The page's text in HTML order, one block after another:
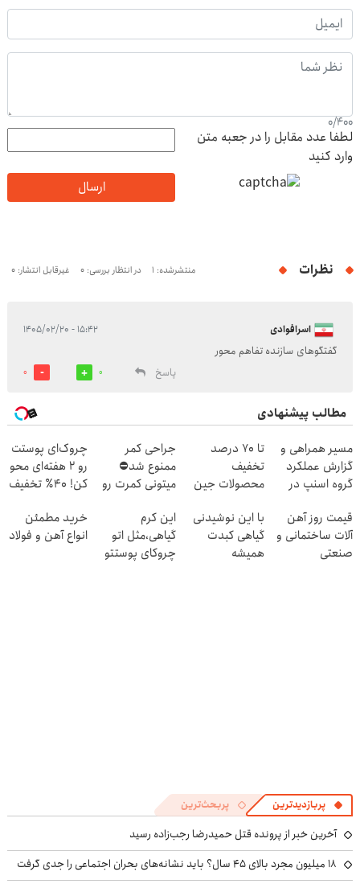
0/400
لطفا عدد مقابل را در جعبه متن
وارد کنید
ارسال
نظرات منتشرشده: 1 در انتظار بررسی: 0 غیرقابل انتشار: 0
اسرافوادی ۱۵:۴۲ - ۱۴۰۵/۰۲/۲۰
گفتگوهای سازنده تفاهم محور
پاسخ
0
0
مطالب پیشنهادی
مسیر همراهی و
گزارش عملکرد
گروه اسنپ در
تا 70 درصد
تخفیف
محصولات جین
4 قسط
جراحی کمر
ممنوع شد⛔
میتونی کمرت رو
کنی! 👈🏻
پرسش‌نامه
چروک‌ای پوستت
رو ۲ هفته‌ای محو
کن! ۴۰٪ تخفیف
قیمت روز آهن
آلات ساختمانی و
صنعتی
با این نوشیدنی
گیاهی کبدت
همیشه
این کرم
گیاهی،مثل اتو
چروکای پوستتو
خرید مطمئن
انواع آهن و فولاد
پربازدیدترین پربحث‌ترین
آخرین خبر از پرونده قتل حمیدرضا رجب‌زاده رسید
۱۸ میلیون مجرد بالای ۴۵ سال؟ باید نشانه‌های بحران اجتماعی را جدی گرفت